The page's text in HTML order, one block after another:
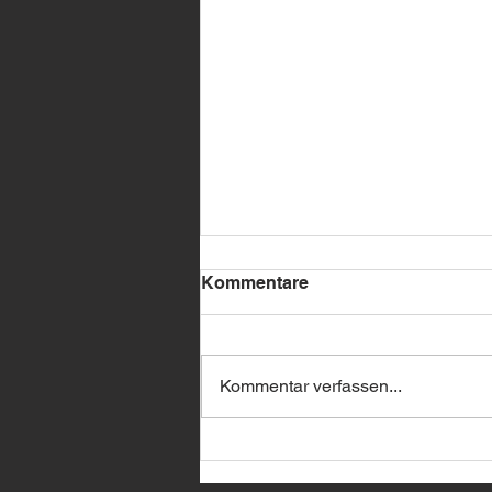
Kommentare
Kommentar verfassen...